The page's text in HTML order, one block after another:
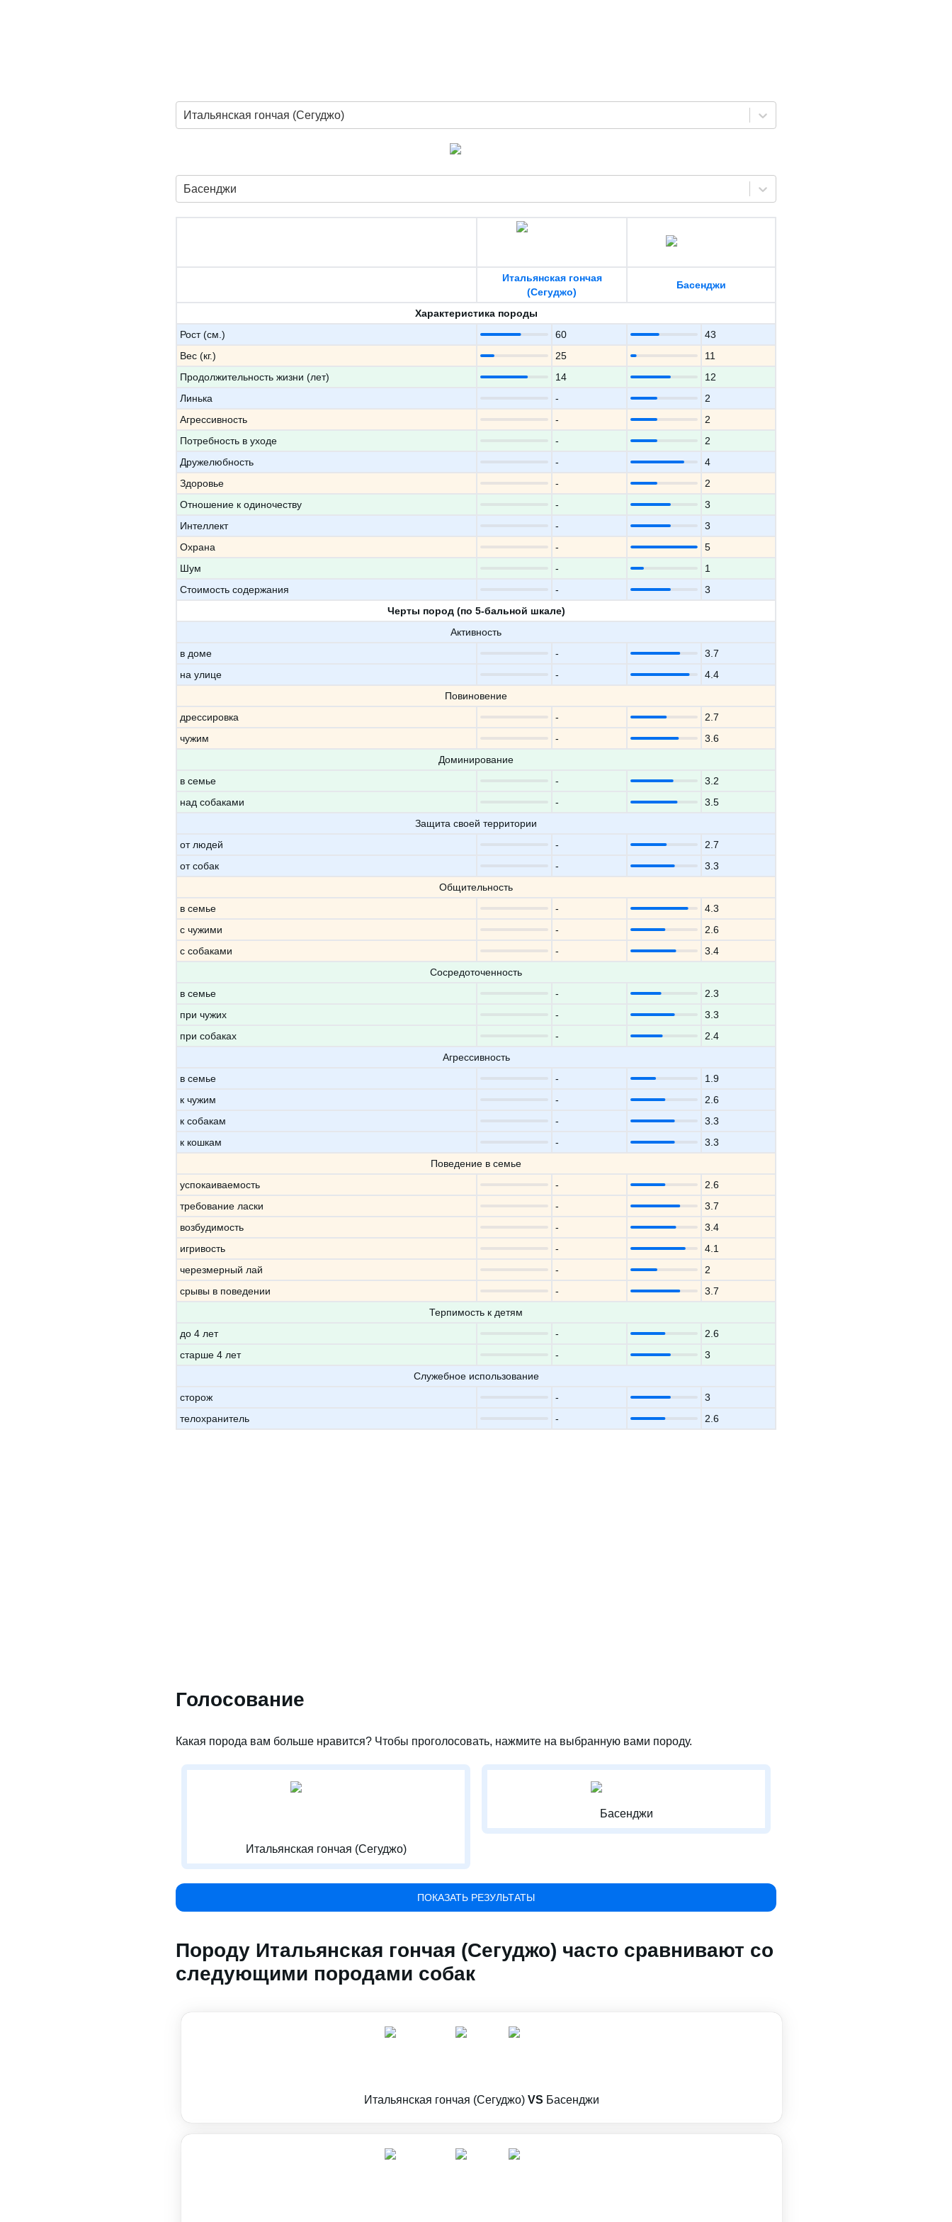
Итальянская гончая (Сегуджо)
Басенджи
Итальянская гончая
(Сегуджо)
Басенджи
Характеристика породы
Рост (см.)
60
43
Вес (кг.)
25
11
Продолжительность жизни (лет)
14
12
Линька
-
2
Агрессивность
-
2
Потребность в уходе
-
2
Дружелюбность
-
4
Здоровье
-
2
Отношение к одиночеству
-
3
Интеллект
-
3
Охрана
-
5
Шум
-
1
Стоимость содержания
-
3
Черты пород (по 5-бальной шкале)
Активность
в доме
-
3.7
на улице
-
4.4
Повиновение
дрессировка
-
2.7
чужим
-
3.6
Доминирование
в семье
-
3.2
над собаками
-
3.5
Защита своей территории
от людей
-
2.7
от собак
-
3.3
Общительность
в семье
-
4.3
с чужими
-
2.6
с собаками
-
3.4
Сосредоточенность
в семье
-
2.3
при чужих
-
3.3
при собаках
-
2.4
Агрессивность
в семье
-
1.9
к чужим
-
2.6
к собакам
-
3.3
к кошкам
-
3.3
Поведение в семье
успокаиваемость
-
2.6
требование ласки
-
3.7
возбудимость
-
3.4
игривость
-
4.1
черезмерный лай
-
2
срывы в поведении
-
3.7
Терпимость к детям
до 4 лет
-
2.6
старше 4 лет
-
3
Служебное использование
сторож
-
3
телохранитель
- 2.6
Голосование
Какая порода вам больше нравится? Чтобы проголосовать, нажмите на выбранную вами породу.
Итальянская гончая (Сегуджо)
Басенджи
ПОКАЗАТЬ РЕЗУЛЬТАТЫ
Породу Итальянская гончая (Сегуджо) часто сравнивают со
следующими породами собак
Итальянская гончая (Сегуджо) VS Басенджи